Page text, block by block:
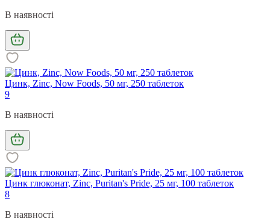
В наявності
Цинк, Zinc, Now Foods, 50 мг, 250 таблеток
9
В наявності
Цинк глюконат, Zinc, Puritan's Pride, 25 мг, 100 таблеток
8
В наявності